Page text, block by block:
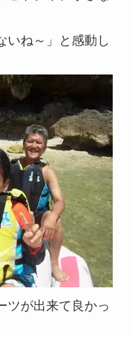
いね～」と感動し
ツが出来て良かっ